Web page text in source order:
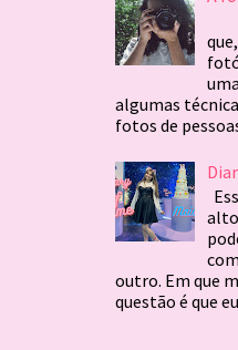
algumas
fotos de
outro. Em que
questão é que